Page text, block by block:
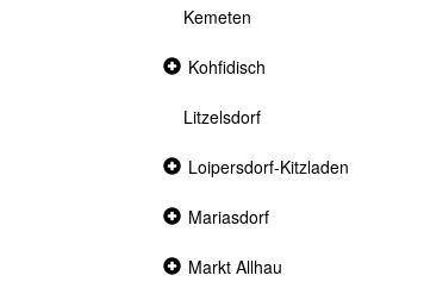
Kemeten
Collapsed
Kohfidisch
Litzelsdorf
Collapsed
section
Loipersdorf-Kitzladen
Collapsed
Mariasdorf
Collapsed
Markt Allhau